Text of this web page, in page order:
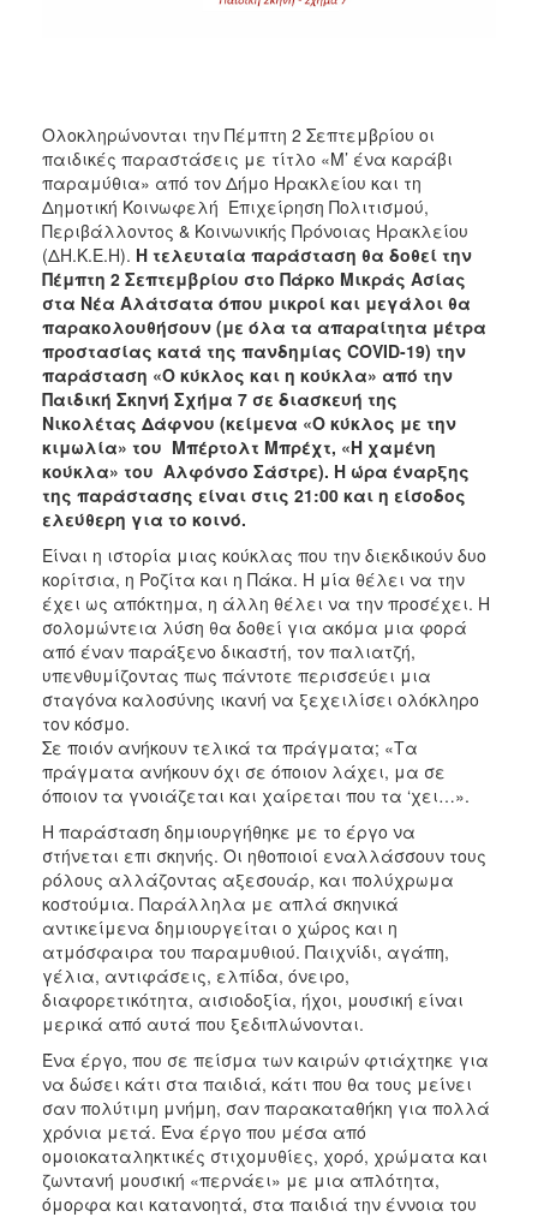
Ολοκληρώνονται την Πέμπτη 2 Σεπτεμβρίου οι
παιδικές παραστάσεις με τίτλο «Μ’ ένα καράβι
παραμύθια» από τον Δήμο Ηρακλείου και τη
Δημοτική Κοινωφελή Επιχείρηση Πολιτισμού,
Περιβάλλοντος & Κοινωνικής Πρόνοιας Ηρακλείου
(ΔΗ.Κ.Ε.Η). Η τελευταία παράσταση θα δοθεί την
Πέμπτη 2 Σεπτεμβρίου στο Πάρκο Μικράς Ασίας
στα Νέα Αλάτσατα όπου μικροί και μεγάλοι θα
παρακολουθήσουν (με όλα τα απαραίτητα μέτρα
προστασίας κατά της πανδημίας COVID-19) την
παράσταση «Ο κύκλος και η κούκλα» από την
Παιδική Σκηνή Σχήμα 7 σε διασκευή της
Νικολέτας Δάφνου (κείμενα «Ο κύκλος με την
κιμωλία» του Μπέρτολτ Μπρέχτ, «Η χαμένη
κούκλα» του Αλφόνσο Σάστρε). Η ώρα έναρξης
της παράστασης είναι στις 21:00 και η είσοδος
ελεύθερη για το κοινό.
Είναι η ιστορία μιας κούκλας που την διεκδικούν δυο
κορίτσια, η Ροζίτα και η Πάκα. Η μία θέλει να την
έχει ως απόκτημα, η άλλη θέλει να την προσέχει. Η
σολομώντεια λύση θα δοθεί για ακόμα μια φορά
από έναν παράξενο δικαστή, τον παλιατζή,
υπενθυμίζοντας πως πάντοτε περισσεύει μια
σταγόνα καλοσύνης ικανή να ξεχειλίσει ολόκληρο
τον κόσμο.
Σε ποιόν ανήκουν τελικά τα πράγματα; «Τα
πράγματα ανήκουν όχι σε όποιον λάχει, μα σε
όποιον τα γνοιάζεται και χαίρεται που τα ‘χει…».
Η παράσταση δημιουργήθηκε με το έργο να
στήνεται επι σκηνής. Οι ηθοποιοί εναλλάσσουν τους
ρόλους αλλάζοντας αξεσουάρ, και πολύχρωμα
κοστούμια. Παράλληλα με απλά σκηνικά
αντικείμενα δημιουργείται ο χώρος και η
ατμόσφαιρα του παραμυθιού. Παιχνίδι, αγάπη,
γέλια, αντιφάσεις, ελπίδα, όνειρο,
διαφορετικότητα, αισιοδοξία, ήχοι, μουσική είναι
μερικά από αυτά που ξεδιπλώνονται.
Ένα έργο, που σε πείσμα των καιρών φτιάχτηκε για
να δώσει κάτι στα παιδιά, κάτι που θα τους μείνει
σαν πολύτιμη μνήμη, σαν παρακαταθήκη για πολλά
χρόνια μετά. Ένα έργο που μέσα από
ομοιοκαταληκτικές στιχομυθίες, χορό, χρώματα και
ζωντανή μουσική «περνάει» με μια απλότητα,
όμορφα και κατανοητά, στα παιδιά την έννοια του